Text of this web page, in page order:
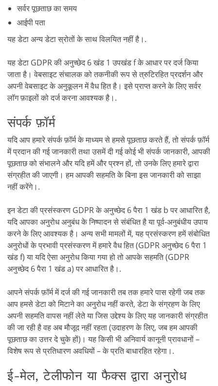
सर्वर पूछताछ का समय
आईपी पता
यह डेटा अन्य डेटा स्रोतों के साथ विलयित नहीं है।.
यह डेटा GDPR की अनुच्छेद 6 खंड 1 उपखंड f के आधार पर दर्ज किया
जाता है। वेबसाइट संचालक को तकनीकी रूप से त्रुटिरहित प्रदर्शन और
अपनी वेबसाइट के अनुकूलन में वैध हित है। इसे प्राप्त करने के लिए सर्वर
लॉग फ़ाइलों को दर्ज करना आवश्यक है।.
संपर्क फ़ॉर्म
यदि आप हमारे संपर्क फ़ॉर्म के माध्यम से हमसे पूछताछ करते हैं, तो संपर्क फ़ॉर्म
में प्रदान की गई जानकारी तथा उसमें दी गई कोई भी संपर्क जानकारी, आपकी
पूछताछ को संभालने और यदि हमें और प्रश्न हों, तो उनके लिए हमारे द्वारा
संग्रहीत की जाएगी। हम आपकी सहमति के बिना इस जानकारी को साझा
नहीं करेंगे।.
इन डेटा की प्रसंस्करण GDPR के अनुच्छेद 6 पैरा 1 खंड b पर आधारित है,
यदि आपका अनुरोध अनुबंध के निष्पादन से संबंधित है या पूर्व-अनुबंधीय उपाय
करने के लिए आवश्यक है। अन्य सभी मामलों में, यह प्रसंस्करण हमें संबोधित
अनुरोधों के प्रभावी प्रसंस्करण में हमारे वैध हित (GDPR अनुच्छेद 6 पैरा 1
खंड f) या यदि ऐसा अनुरोध किया गया हो तो आपके सहमति (GDPR
अनुच्छेद 6 पैरा 1 खंड a) पर आधारित है।.
आपने संपर्क फ़ॉर्म में दर्ज की गई जानकारी तब तक हमारे पास रहेगी जब तक
आप हमसे डेटा को मिटाने का अनुरोध नहीं करते, डेटा के संग्रहण के लिए
अपनी सहमति वापस नहीं लेते या जिस उद्देश्य के लिए यह जानकारी संग्रहीत
की जा रही है वह अब मौजूद नहीं रहता (उदाहरण के लिए, जब हम आपकी
पूछताछ का उत्तर दे चुके हों)। यह किसी भी अनिवार्य कानूनी प्रावधानों –
विशेष रूप से प्रतिधारण अवधियों – के प्रति बाधारहित रहेगा।.
ई-मेल, टेलीफोन या फैक्स द्वारा अनुरोध